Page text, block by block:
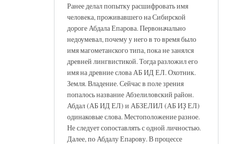
Ранее делал попытку расшифровать имя
человека, проживавшего на Сибирской
дороге Абдала Епарова. Первоначально
недоумевал, почему у него в то время было
имя магометанского типа, пока не занялся
древней лингвистикой. Тогда разложил его
имя на древние слова АБ ИД ЕЛ. Охотник.
Земля. Владение. Сейчас в поле зрения
попалось название Абзелиловский район.
Абдал (АБ ИД ЕЛ) и АБЗЕЛИЛ (АБ ИҘ ЕЛ)
одинаковые слова. Местоположение разное.
Не следует сопоставлять с одной личностью.
Далее, по Абдалу Епарову. В процессе